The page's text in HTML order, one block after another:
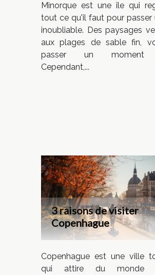
Minorque est une île qui
tout ce qu'il faut pour passer
inoubliable. Des paysages
aux plages de sable fin,
passer un moment
Cependant,...
3 raisons de visiter
Copenhague
Copenhague est une ville
qui attire du monde